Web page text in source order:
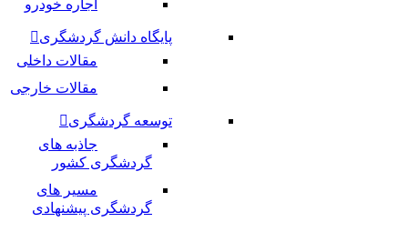
اجاره خودرو
پایگاه دانش گردشگری
مقالات داخلی
مقالات خارجی
توسعه گردشگری
جاذبه های
گردشگری کشور
مسیر های
گردشگری پیشنهادی